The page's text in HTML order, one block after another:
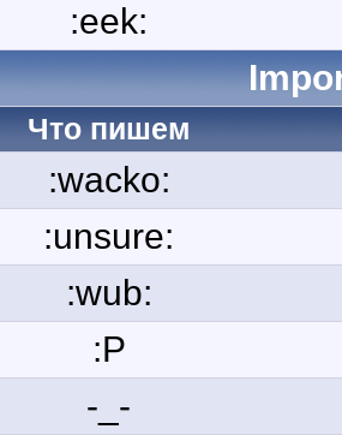
:eek:
Что пишем
:wacko:
:unsure:
:wub:
:P
-_-